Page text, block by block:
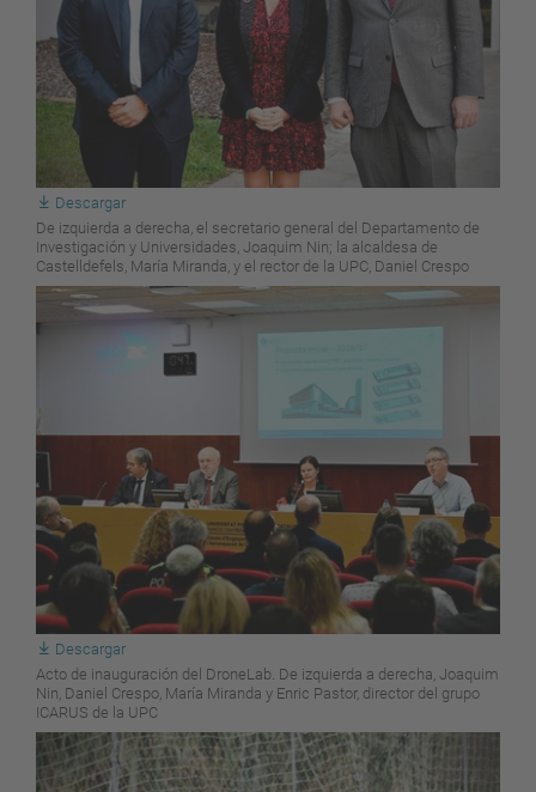
Descargar
De izquierda a derecha, el secretario general del Departamento de
Investigación y Universidades, Joaquim Nin; la alcaldesa de
Castelldefels, María Miranda, y el rector de la UPC, Daniel Crespo
Descargar
Acto de inauguración del DroneLab. De izquierda a derecha, Joaquim
Nin, Daniel Crespo, María Miranda y Enric Pastor, director del grupo
ICARUS de la UPC